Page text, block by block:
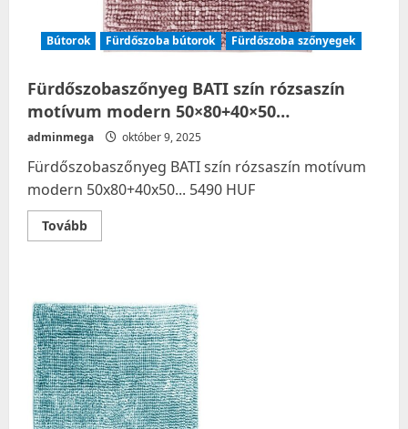
Bútorok Fürdőszoba bútorok Fürdőszoba szőnyegek
Fürdőszobaszőnyeg BATI szín rózsaszín
motívum modern 50×80+40×50…
adminmega október 9, 2025
Fürdőszobaszőnyeg BATI szín rózsaszín motívum
modern 50x80+40x50... 5490 HUF
TovábbRead
more
rózsaszín
motívum
modern
50×80+40×50…